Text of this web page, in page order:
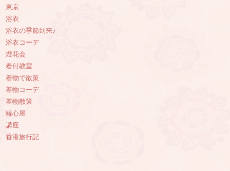
東京
浴衣
浴衣の季節到来♪
浴衣コーデ
燈花会
着付教室
着物で散策
着物コーデ
着物散策
縁心屋
講座
香港旅行記